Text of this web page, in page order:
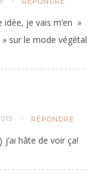
idée, je vais m’en »
sur le mode végétal
RÉPONDRE
j’ai hâte de voir ça!